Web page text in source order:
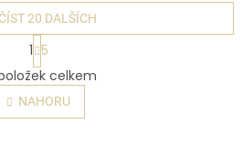
O
v
l
á
20 DALŠÍCH
S
t
r
á
n
k
1 5
celkem
NAHORU